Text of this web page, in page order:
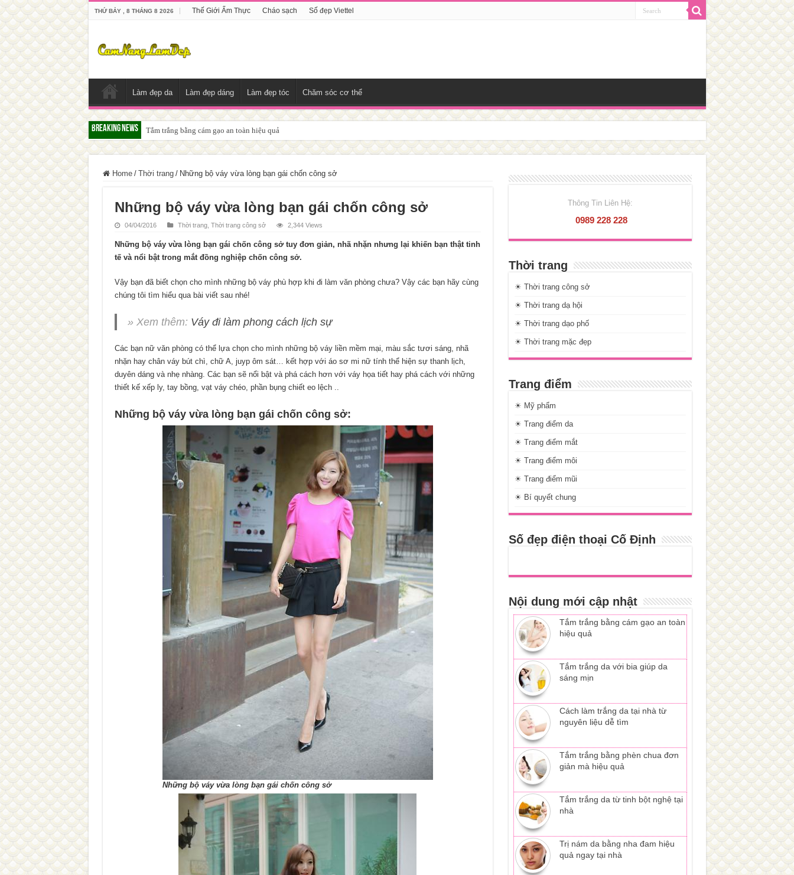
THỨ BẢY , 8 THÁNG 8 2026 Thế Giới Ẩm Thực Cháo sạch Số đẹp Viettel
Làm đẹp da Làm đẹp dáng Làm đẹp tóc Chăm sóc cơ thể
Breaking News Tắm trắng da với bia giúp da sáng mịn
Home / Thời trang / Những bộ váy vừa lòng bạn gái chốn công sở
Những bộ váy vừa lòng bạn gái chốn công sở
04/04/2016 Thời trang, Thời trang công sở 2,344 Views
Những bộ váy vừa lòng bạn gái chốn công sở tuy đơn giản, nhã nhặn nhưng lại khiến bạn thật tinh
tế và nổi bật trong mắt đồng nghiệp chốn công sở.
Vậy bạn đã biết chọn cho mình những bộ váy phù hợp khi đi làm văn phòng chưa? Vậy các bạn hãy cùng
chúng tôi tìm hiểu qua bài viết sau nhé!
» Xem thêm: Váy đi làm phong cách lịch sự
Các bạn nữ văn phòng có thể lựa chọn cho mình những bộ váy liền mềm mại, màu sắc tươi sáng, nhã
nhặn hay chân váy bút chì, chữ A, juyp ôm sát… kết hợp với áo sơ mi nữ tính thể hiện sự thanh lịch,
duyên dáng và nhẹ nhàng. Các bạn sẽ nổi bật và phá cách hơn với váy họa tiết hay phá cách với những
thiết kế xếp ly, tay bồng, vạt váy chéo, phần bụng chiết eo lệch ..
Những bộ váy vừa lòng bạn gái chốn công sở:
Những bộ váy vừa lòng bạn gái chốn công sở
Thông Tin Liên Hệ:
0989 228 228
Thời trang
☀ Thời trang công sở
☀ Thời trang dạ hội
☀ Thời trang dạo phố
☀ Thời trang mặc đẹp
Trang điểm
☀ Mỹ phẩm
☀ Trang điểm da
☀ Trang điểm mắt
☀ Trang điểm môi
☀ Trang điểm mũi
☀ Bí quyết chung
Số đẹp điện thoại Cố Định
Nội dung mới cập nhật
Tắm trắng bằng cám gạo an toàn
hiệu quả
Tắm trắng da với bia giúp da
sáng mịn
Cách làm trắng da tại nhà từ
nguyên liệu dễ tìm
Tắm trắng bằng phèn chua đơn
giản mà hiệu quả
Tắm trắng da từ tinh bột nghệ tại
nhà
Trị nám da bằng nha đam hiệu
quả ngay tại nhà